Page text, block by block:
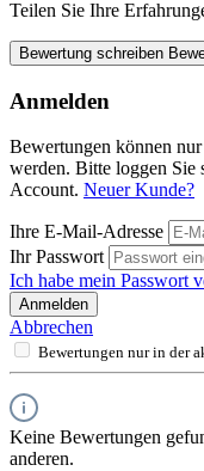
Teilen Sie Ihre
Bewertung schreiben
Anmelden
Bewertungen können
werden. Bitte loggen Sie
Account. Neuer Kunde?
Ihre E-Mail-Adresse
Ihr Passwort
Ich habe mein Passwort
Anmelden
Abbrechen
Bewertungen nur in der
Keine Bewertungen
anderen.